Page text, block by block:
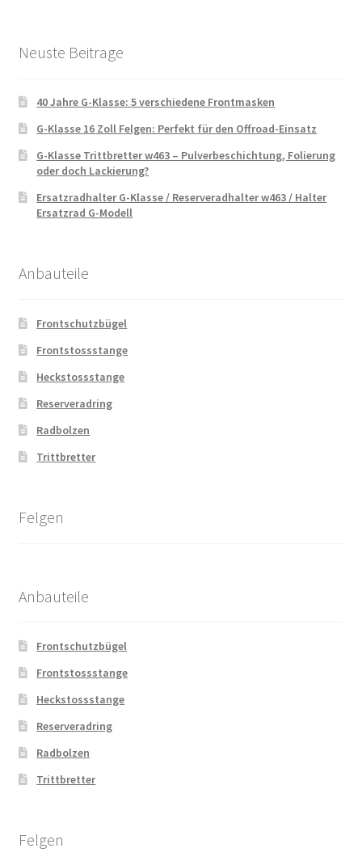
Neuste Beitrage
40 Jahre G-Klasse: 5 verschiedene Frontmasken
G-Klasse 16 Zoll Felgen: Perfekt für den Offroad-Einsatz
G-Klasse Trittbretter w463 – Pulverbeschichtung, Folierung
oder doch Lackierung?
Ersatzradhalter G-Klasse / Reserveradhalter w463 / Halter
Ersatzrad G-Modell
Anbauteile
Frontschutzbügel
Frontstossstange
Heckstossstange
Reserveradring
Radbolzen
Trittbretter
Felgen
Anbauteile
Frontschutzbügel
Frontstossstange
Heckstossstange
Reserveradring
Radbolzen
Trittbretter
Felgen